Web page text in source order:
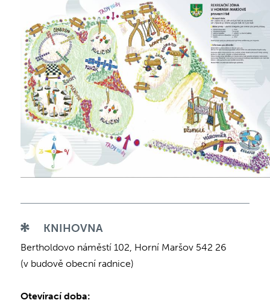
KNIHOVNA
Bertholdovo náměstí 102, Horní Maršov 542 26
(v budově obecní radnice)
Otevírací doba: